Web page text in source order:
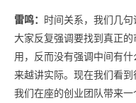
雷鸣： 时间关系，我们几句
大家反复强调要找到真正
用，反而没有强调中间有
来越讲实际。现在我们看
我们在座的创业团队带来